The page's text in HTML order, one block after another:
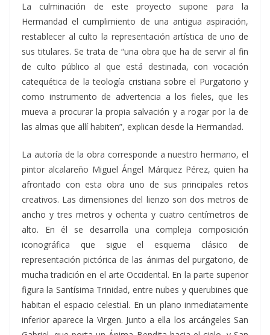
La culminación de este proyecto supone para la
Hermandad el cumplimiento de una antigua aspiración,
restablecer al culto la representación artística de uno de
sus titulares. Se trata de “una obra que ha de servir al fin
de culto público al que está destinada, con vocación
catequética de la teología cristiana sobre el Purgatorio y
como instrumento de advertencia a los fieles, que les
mueva a procurar la propia salvación y a rogar por la de
las almas que allí habiten”, explican desde la Hermandad.
La autoría de la obra corresponde a nuestro hermano, el
pintor alcalareño Miguel Ángel Márquez Pérez, quien ha
afrontado con esta obra uno de sus principales retos
creativos. Las dimensiones del lienzo son dos metros de
ancho y tres metros y ochenta y cuatro centímetros de
alto. En él se desarrolla una compleja composición
iconográfica que sigue el esquema clásico de
representación pictórica de las ánimas del purgatorio, de
mucha tradición en el arte Occidental. En la parte superior
figura la Santísima Trinidad, entre nubes y querubines que
habitan el espacio celestial. En un plano inmediatamente
inferior aparece la Virgen. Junto a ella los arcángeles San